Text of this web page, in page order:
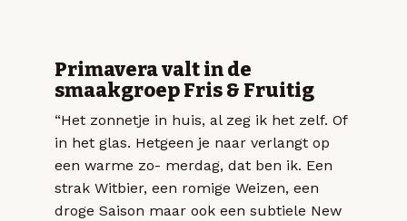
Primavera valt in de
smaakgroep Fris & Fruitig
“Het zonnetje in huis, al zeg ik het zelf. Of
in het glas. Hetgeen je naar verlangt op
een warme zo- merdag, dat ben ik. Een
strak Witbier, een romige Weizen, een
droge Saison maar ook een subtiele New